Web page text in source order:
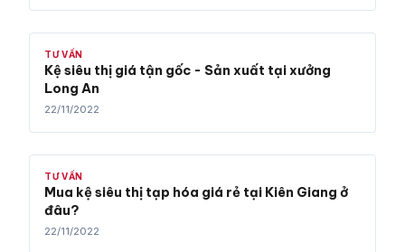
TƯ VẤN
Kệ siêu thị giá tận gốc - Sản xuất tại xưởng
Long An
22/11/2022
TƯ VẤN
Mua kệ siêu thị tạp hóa giá rẻ tại Kiên Giang ở
đâu?
22/11/2022